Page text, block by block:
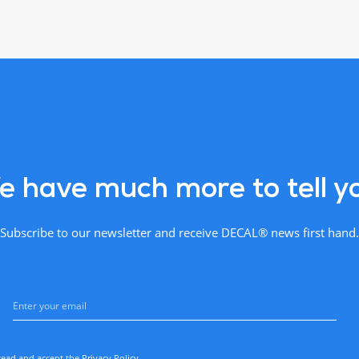
have much more to tell
Subscribe to our newsletter and receive DECAL® news first hand.